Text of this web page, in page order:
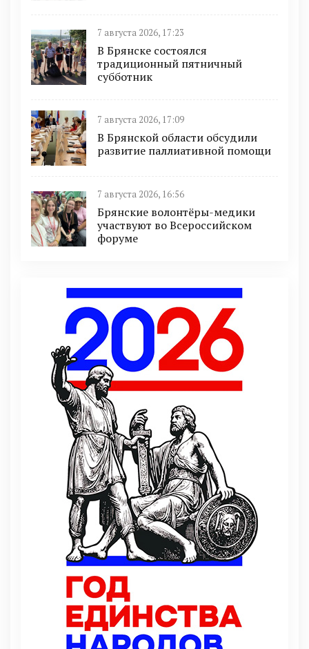
7 августа 2026, 17:23
В Брянске состоялся
традиционный пятничный
субботник
7 августа 2026, 17:09
В Брянской области обсудили
развитие паллиативной помощи
7 августа 2026, 16:56
Брянские волонтёры-медики
участвуют во Всероссийском
форуме